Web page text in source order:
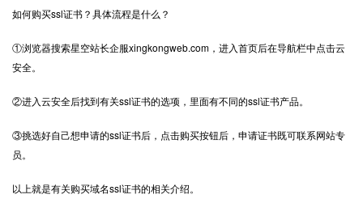
如何购买ssl证书？具体流程是什么？
①浏览器搜索星空站长企服xingkongweb.com，进入首页后在导航栏中点击云
安全。
②进入云安全后找到有关ssl证书的选项，里面有不同的ssl证书产品。
③挑选好自己想申请的ssl证书后，点击购买按钮后，申请证书既可联系网站专
员。
以上就是有关购买域名ssl证书的相关介绍。